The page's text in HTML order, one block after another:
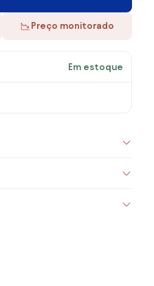
Preço monitorado
Em estoque